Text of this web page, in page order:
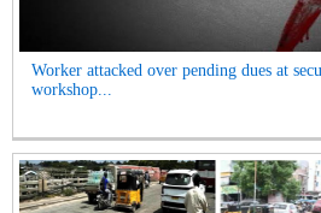
Worker attacked over pending dues at
workshop...